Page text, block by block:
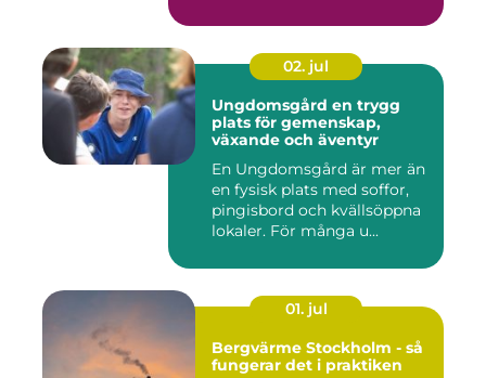
02. jul
Ungdomsgård en trygg
plats för gemenskap,
växande och äventyr
En Ungdomsgård är mer än
en fysisk plats med soffor,
pingisbord och kvällsöppna
lokaler. För många u...
01. jul
Bergvärme Stockholm - så
fungerar det i praktiken